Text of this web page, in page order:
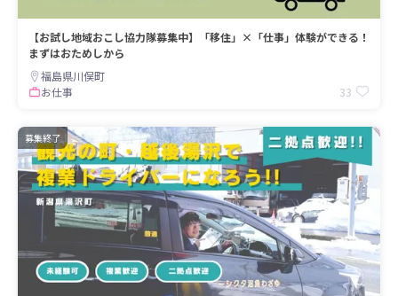
【お試し地域おこし協力隊募集中】「移住」×「仕事」体験ができる！
まずはおためしから
福島県川俣町
お仕事
33
募集終了